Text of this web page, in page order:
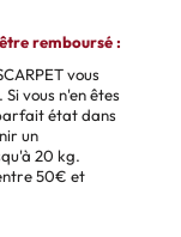
remboursé :
vous
vous n'en êtes
état dans
un
20 kg.
50€ et